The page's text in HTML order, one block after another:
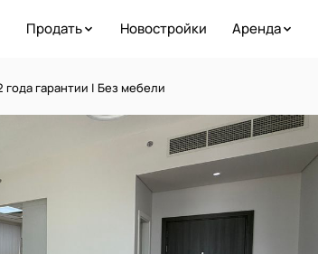
Продать Новостройки Аренда
года гарантии | Без мебели